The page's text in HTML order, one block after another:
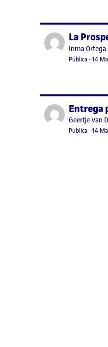
Publicado por
La
Publicado
Inma Ortega
Visibilidad:
Pública-14
Publicado porEntrega
Publicado por
Geertje Van
Visibilidad:
Pública-14